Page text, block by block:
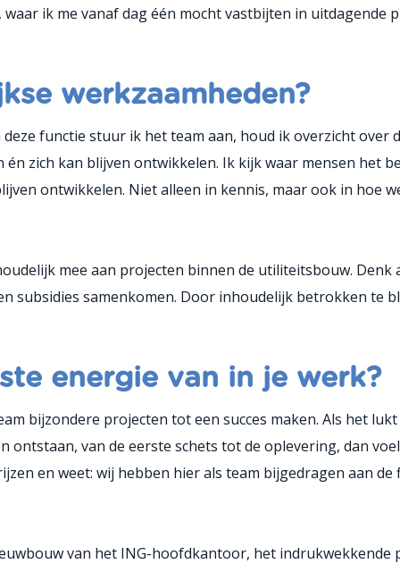
ik me vanaf dag één mocht vastbijten in uitdagende
werkzaamheden?
functie stuur ik het team aan, houd ik overzicht
zich kan blijven ontwikkelen. Ik kijk waar mensen het
ontwikkelen. Niet alleen in kennis, maar ook in hoe
mee aan projecten binnen de utiliteitsbouw.
subsidies samenkomen. Door inhoudelijk betrokken te
energie van in je werk?
bijzondere projecten tot een succes maken. Als het
ontstaan, van de eerste schets tot de oplevering, dan
en weet: wij hebben hier als team bijgedragen aan
van het ING-hoofdkantoor, het indrukwekkende